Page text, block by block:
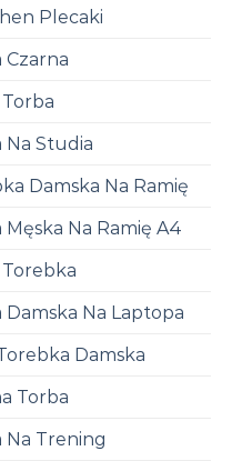
Plecaki
Czarna
Na Studia
Damska Na Ramię
Męska Na Ramię A4
Damska Na Laptopa
Damska
Torba
Na Trening